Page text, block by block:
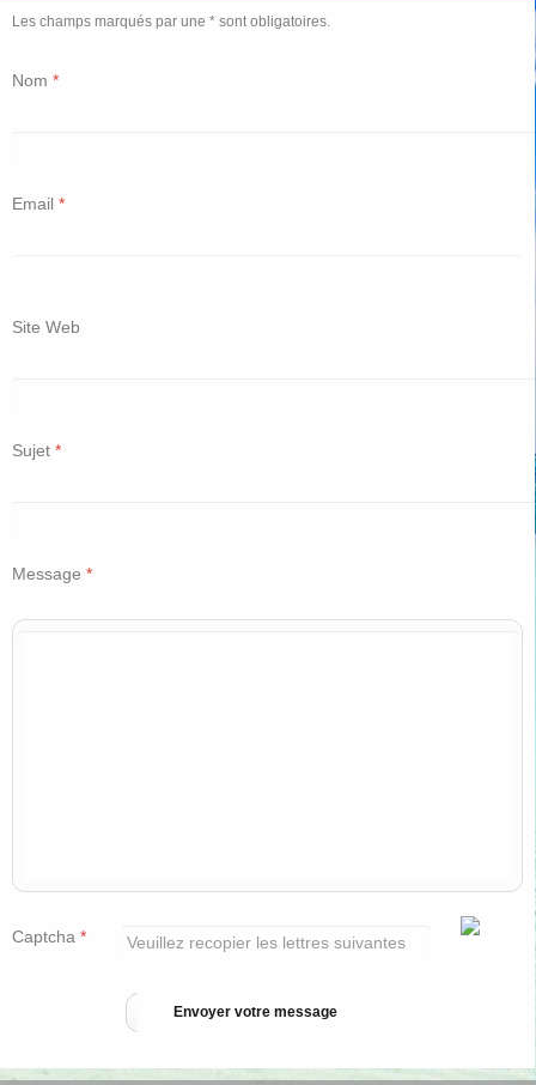
Les champs marqués par une * sont obligatoires.
Nom *
Email *
Site Web
Sujet *
Message *
Captcha *
Envoyer votre message